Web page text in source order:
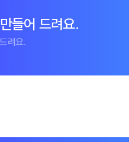
들어 드려요.
려요.